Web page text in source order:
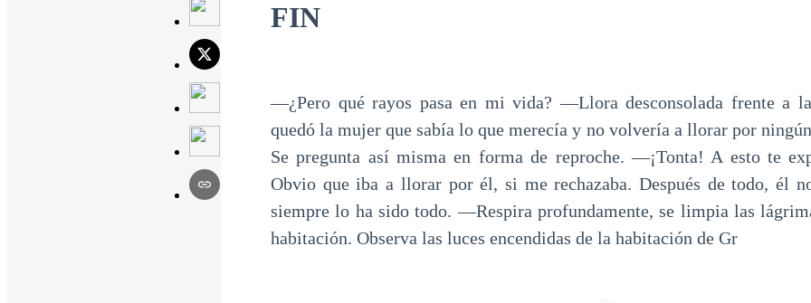
FIN
—¿Pero qué rayos pasa en mi vida? —Llora desconsolada frente a
quedó la mujer que sabía lo que merecía y no volvería a llorar por
Se pregunta así misma en forma de reproche. —¡Tonta! A esto te
Obvio que iba a llorar por él, si me rechazaba. Después de todo, él
siempre lo ha sido todo. —Respira profundamente, se limpia las
habitación. Observa las luces encendidas de la habitación de Gr